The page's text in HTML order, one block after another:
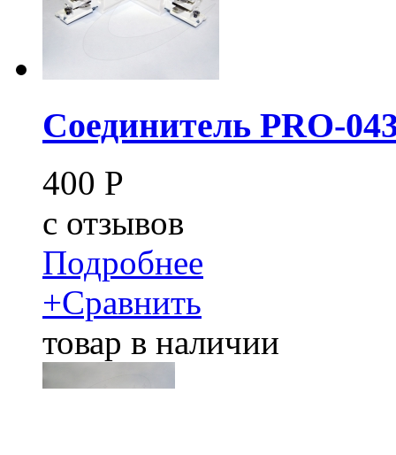
Соединитель PRO-
400 Р
c отзывов
Подробнее
+Сравнить
товар в наличии